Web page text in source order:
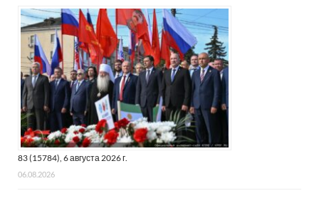
83 (15784), 6 августа 2026 г.
06.08.2026